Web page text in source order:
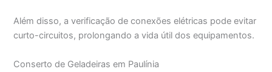
Além disso, a verificação de conexões elétricas pode evitar
curto-circuitos, prolongando a vida útil dos equipamentos.
Conserto de Geladeiras em Paulínia